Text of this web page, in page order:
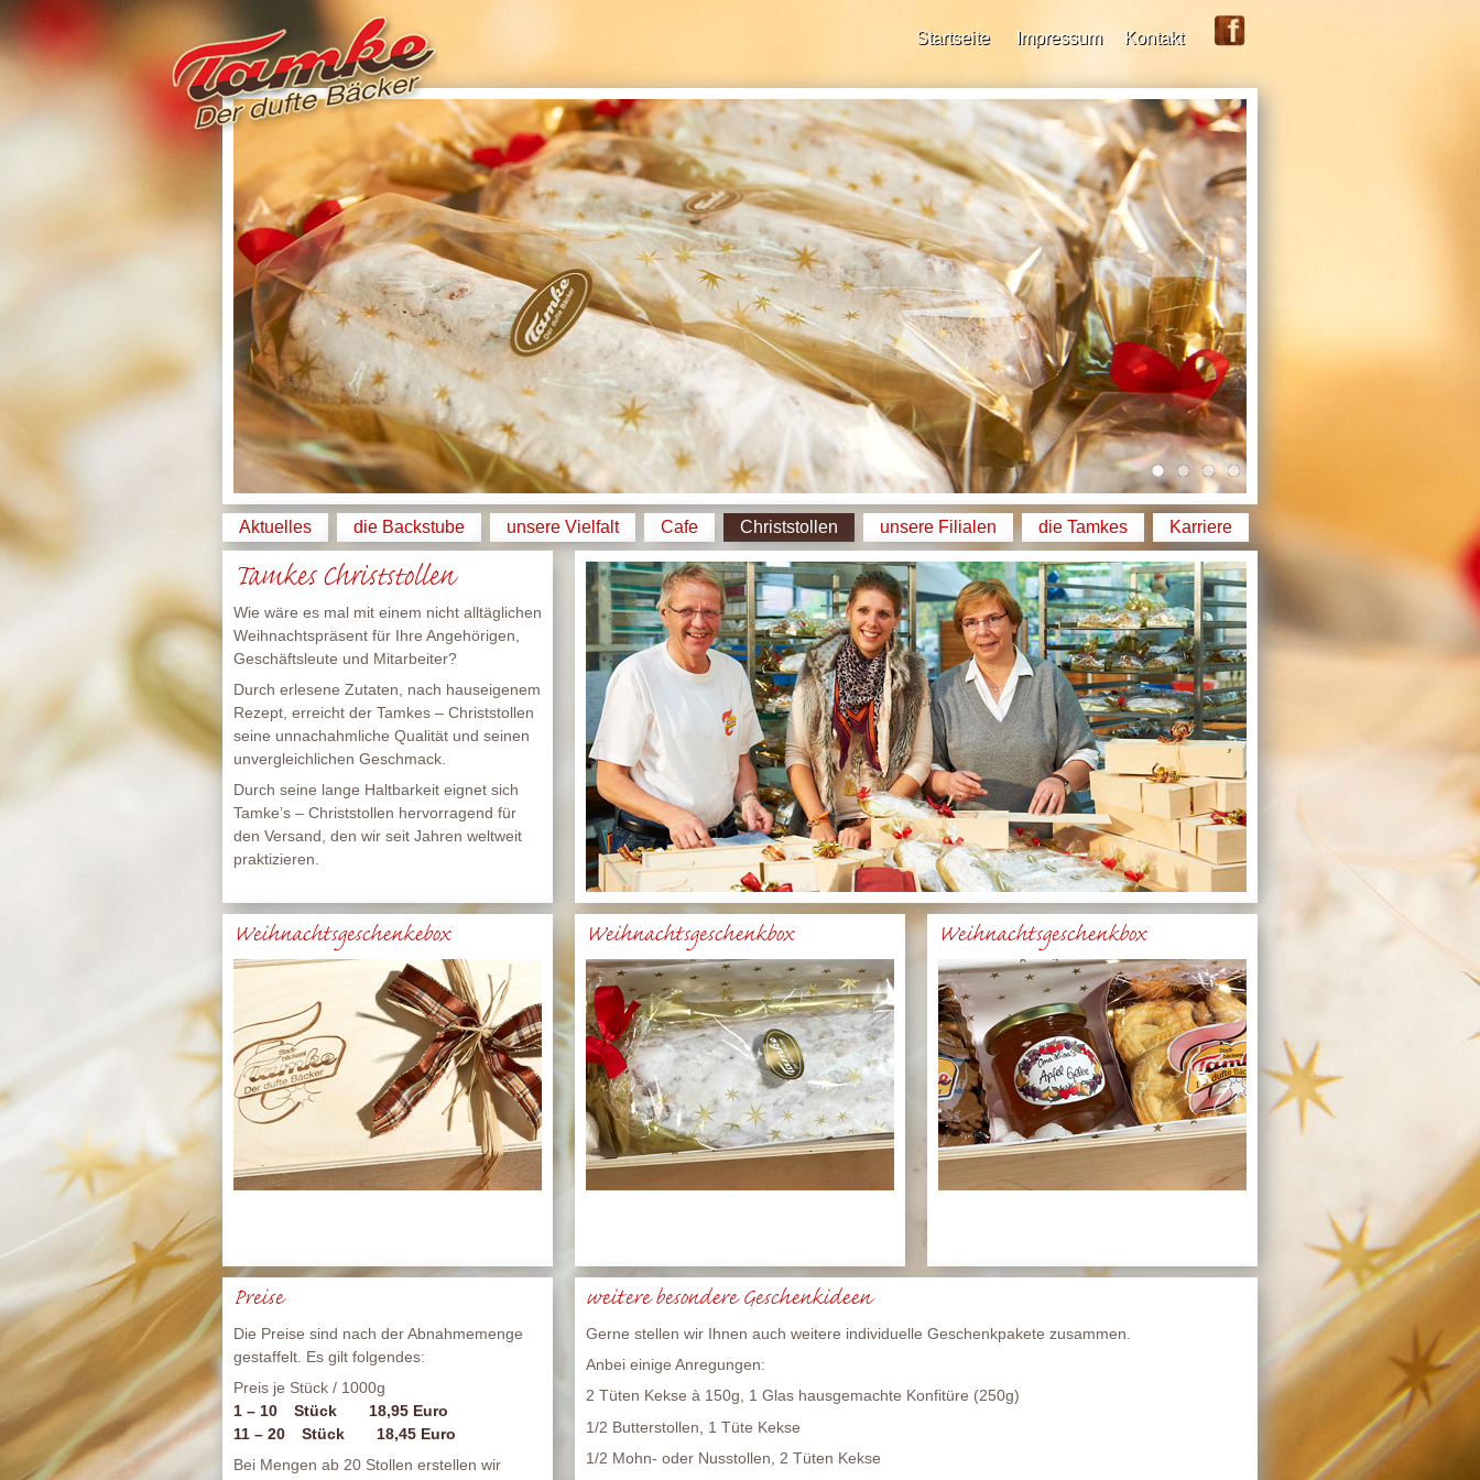
Startseite Impressum Kontakt
Aktuelles die Backstube unsere Vielfalt Cafe Christstollen unsere Filialen die Tamkes Karriere
Tamkes Christstollen
Wie wäre es mal mit einem nicht alltäglichen
Weihnachtspräsent für Ihre Angehörigen,
Geschäftsleute und Mitarbeiter?
Durch erlesene Zutaten, nach hauseigenem
Rezept, erreicht der Tamkes – Christstollen
seine unnachahmliche Qualität und seinen
unvergleichlichen Geschmack.
Durch seine lange Haltbarkeit eignet sich
Tamke’s – Christstollen hervorragend für
den Versand, den wir seit Jahren weltweit
praktizieren.
Weihnachtsgeschenkebox Weihnachtsgeschenkbox Weihnachtsgeschenkbox
Preise
Die Preise sind nach der Abnahmemenge
gestaffelt. Es gilt folgendes:
Preis je Stück / 1000g
1 – 10
Stück
18,95 Euro
11 – 20
Stück
18,45 Euro
Bei Mengen ab 20 Stollen erstellen wir
weitere besondere Geschenkideen
Gerne stellen wir Ihnen auch weitere individuelle Geschenkpakete zusammen.
Anbei einige Anregungen:
2 Tüten Kekse à 150g, 1 Glas hausgemachte Konfitüre (250g)
1/2 Butterstollen, 1 Tüte Kekse
1/2 Mohn- oder Nusstollen, 2 Tüten Kekse